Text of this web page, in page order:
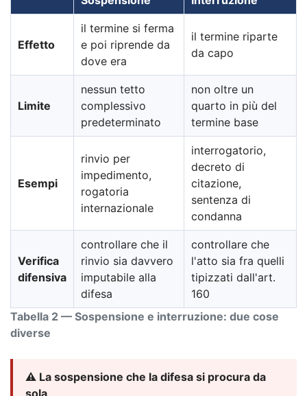
Tabella 2 — Sospensione e interruzione: due cose
diverse
Effetto
il termine si ferma
e poi riprende da
dove era
il termine riparte
da capo
Limite
nessun tetto
complessivo
predeterminato
non oltre un
quarto in più del
termine base
Esempi
rinvio per
impedimento,
rogatoria
internazionale
interrogatorio,
decreto di
citazione,
sentenza di
condanna
Verifica
difensiva
controllare che il
rinvio sia davvero
imputabile alla
difesa
controllare che
l'atto sia fra quelli
tipizzati dall'art.
160
⚠️ La sospensione che la difesa si procura da
sola